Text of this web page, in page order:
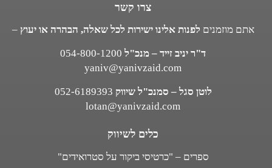
צרו קשר
אתם מוזמנים לפנות אלינו ישירות לכל שאלה, הבהרה או יעוץ –
ד"ר יניב זייד – מנכ"ל 054-800-1200
yaniv@yanivzaid.com
לוטן סגל – סמנכ"ל שיווק 052-6189393
lotan@yanivzaid.com
כלים לשיווק
ספרים – "כרטיסי ביקור על סטרואידים"